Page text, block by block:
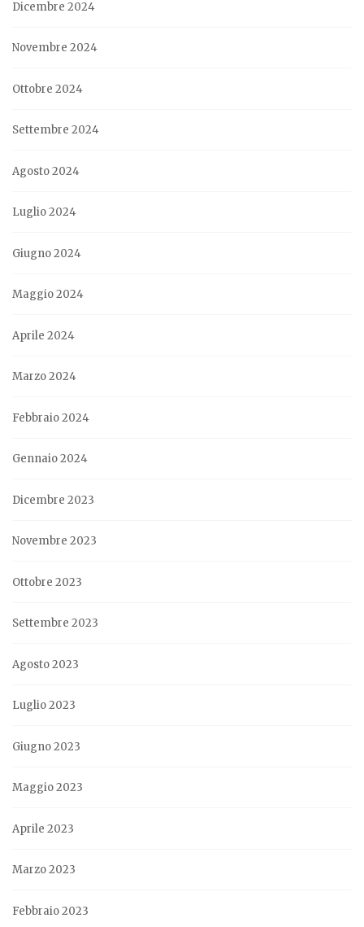
Dicembre 2024
Novembre 2024
Ottobre 2024
Settembre 2024
Agosto 2024
Luglio 2024
Giugno 2024
Maggio 2024
Aprile 2024
Marzo 2024
Febbraio 2024
Gennaio 2024
Dicembre 2023
Novembre 2023
Ottobre 2023
Settembre 2023
Agosto 2023
Luglio 2023
Giugno 2023
Maggio 2023
Aprile 2023
Marzo 2023
Febbraio 2023